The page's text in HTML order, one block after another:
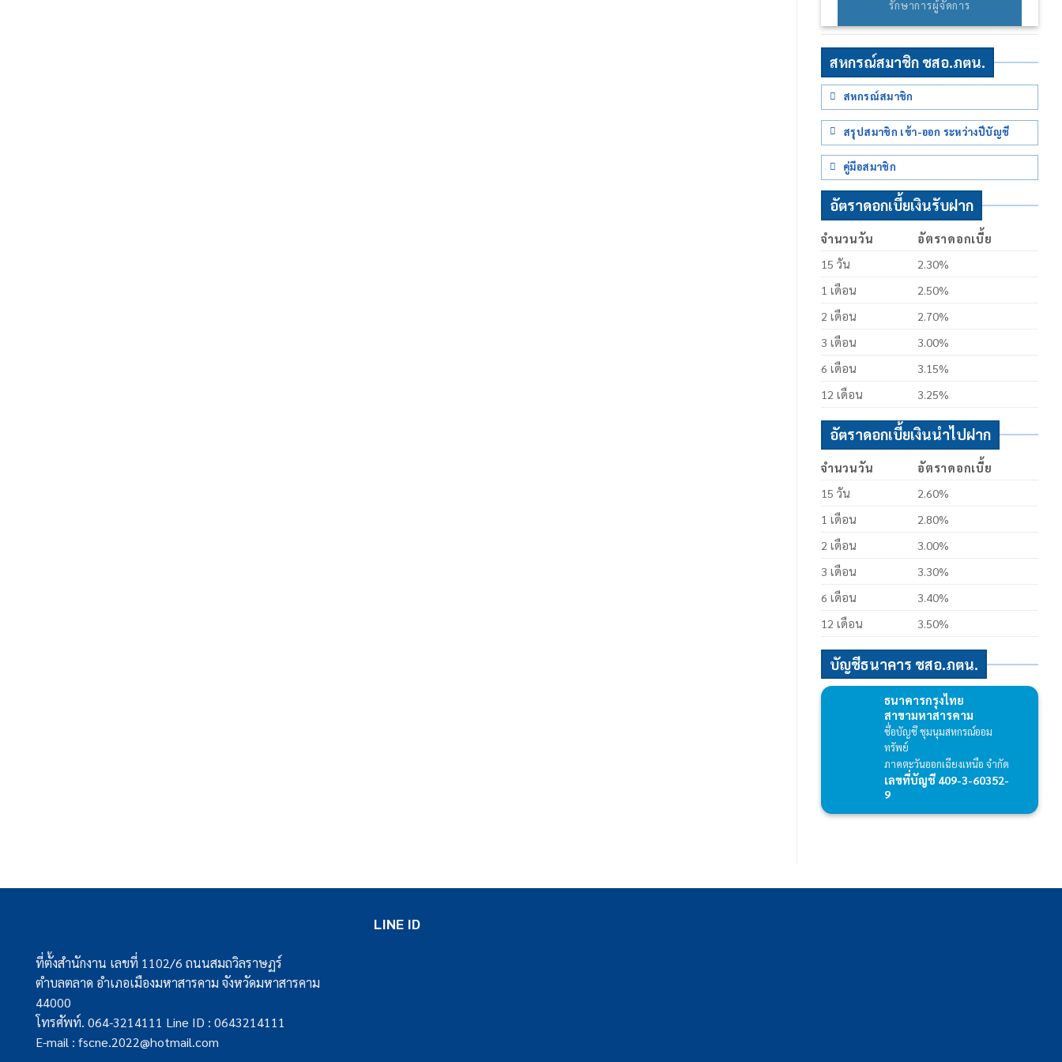
รักษาการผู้จัดการ
สหกรณ์สมาชิก ชสอ.ภตน.
สหกรณ์สมาชิก
สรุปสมาชิก เข้า-ออก ระหว่างปีบัญชี
คู่มือสมาชิก
อัตราดอกเบี้ยเงินรับฝาก
จำนวนวัน
อัตราดอกเบี้ย
15 วัน
2.30%
1 เดือน
2.50%
2 เดือน
2.70%
3 เดือน
3.00%
6 เดือน
3.15%
12 เดือน
3.25%
อัตราดอกเบี้ยเงินนำไปฝาก
จำนวนวัน
อัตราดอกเบี้ย
15 วัน
2.60%
1 เดือน
2.80%
2 เดือน
3.00%
3 เดือน
3.30%
6 เดือน
3.40%
12 เดือน
3.50%
บัญชีธนาคาร ชสอ.ภตน.
ธนาคารกรุงไทย
สาขามหาสารคาม
ชื่อบัญชี ชุมนุมสหกรณ์ออม
ทรัพย์
ภาคตะวันออกเฉียงเหนือ จำกัด
เลขที่บัญชี 409-3-60352-
9
ที่ตั้งสำนักงาน เลขที่ 1102/6 ถนนสมถวิลราษฏร์
ตำบลตลาด อำเภอเมืองมหาสารคาม จังหวัดมหาสารคาม
44000
โทรศัพท์. 064-3214111 Line ID : 0643214111
E-mail : fscne.2022@hotmail.com
LINE ID